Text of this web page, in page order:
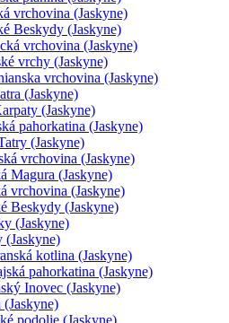
vrchovina (Jaskyne)
Beskydy (Jaskyne)
vrchovina (Jaskyne)
vrchy (Jaskyne)
vrchovina (Jaskyne)
(Jaskyne)
(Jaskyne)
pahorkatina (Jaskyne)
(Jaskyne)
vrchovina (Jaskyne)
Magura (Jaskyne)
vrchovina (Jaskyne)
Beskydy (Jaskyne)
(Jaskyne)
(Jaskyne)
kotlina (Jaskyne)
pahorkatina (Jaskyne)
Inovec (Jaskyne)
podolie (Jaskyne)